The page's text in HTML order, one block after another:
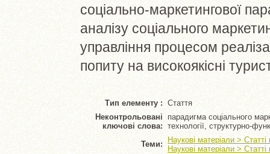
соціально-маркетингової
аналізу соціального
управління процесом
попиту на високоякісні
Тип елементу : Стаття
Неконтрольовані
ключові слова:
парадигма соціального
технології, структурно-
Теми:
Наукові матеріали >
Наукові матеріали >